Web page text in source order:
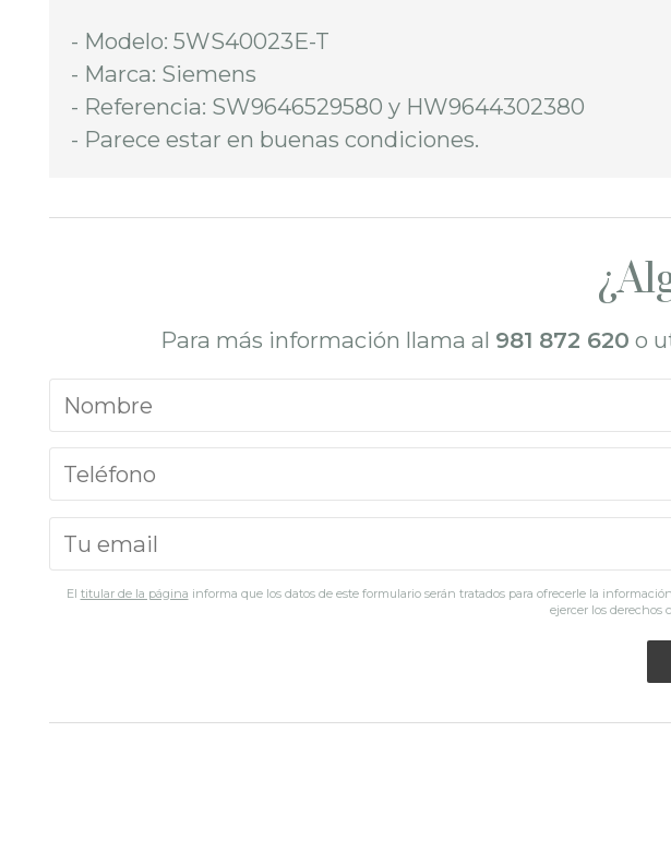
- Modelo: 5WS40023E-T
- Marca: Siemens
- Referencia: SW9646529580 y HW9644302380
- Parece estar en buenas condiciones.
Para más información llama al 981 872 620 o
El titular de la página informa que los datos de este formulario serán tratados para ofrecerle la
ejercer los derechos